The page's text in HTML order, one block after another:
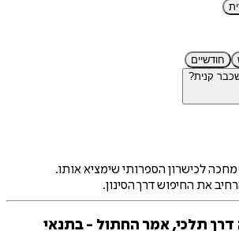
חודשיים
קנית?
לכישרון הספרותי שימציא אותו.
את החיפוש דרך הסינון.
תלכי, אמר החתול - בתנאי